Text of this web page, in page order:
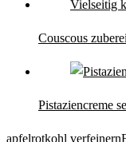
Couscous
Pistaziencreme
apfelrotkohl verfeinern